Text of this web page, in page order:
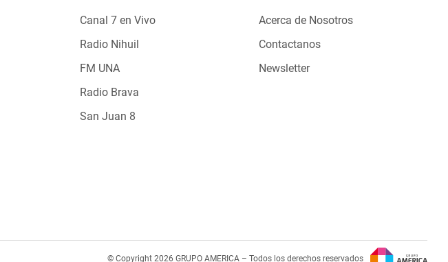
Canal 7 en Vivo
Radio Nihuil
FM UNA
Radio Brava
San Juan 8
Acerca de Nosotros
Contactanos
Newsletter
© Copyright 2026 GRUPO AMERICA – Todos los derechos reservados